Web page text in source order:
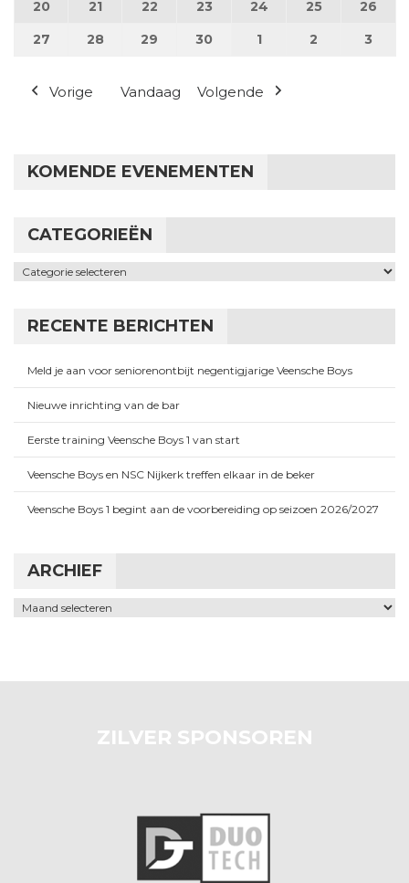
20 20 april 2026
2121 april 2026
22 22 april 2026
23 23 april 2026
24 24 april 2026
2525 april
26
27 27 april 2026
28 28 april 2026
29 29 april 2026
30 30 april 2026
11 mei 2026
2 2 mei 2026
3
Vorige Vandaag Volgende
KOMENDE EVENEMENTEN
CATEGORIEËN
Categorieën
RECENTE BERICHTEN
Meld je aan voor seniorenontbijt negentigjarige Veensche Boys
Nieuwe inrichting van de bar
Eerste training Veensche Boys 1 van start
Veensche Boys en NSC Nijkerk treffen elkaar in de beker
Veensche Boys 1 begint aan de voorbereiding op seizoen 2026/2027
ARCHIEF
Archief
ZILVER SPONSOREN